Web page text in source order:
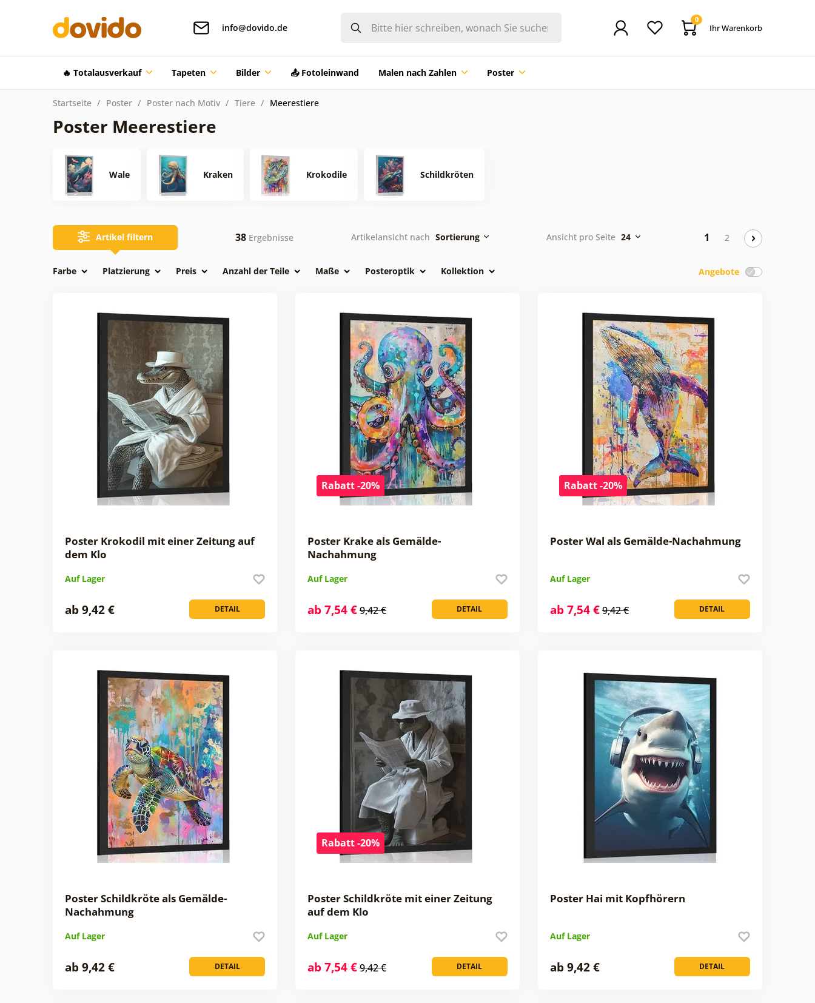
info@dovido.de
0
Ihr Warenkorb
🔥 Totalausverkauf Tapeten Bilder 📤 Fotoleinwand Malen nach Zahlen Poster
Startseite Poster Poster nach Motiv Tiere Meerestiere
Poster Meerestiere
Wale Kraken Krokodile Schildkröten
Artikel filtern 38Ergebnisse Artikelansicht nach Sortierung Ansicht pro Seite 24 1 2
Angebote
Farbe Platzierung Preis Anzahl der Teile Maße Posteroptik Kollektion
Poster Krokodil mit einer Zeitung auf
dem Klo
Auf Lager
DETAIL
ab 9,42 €
Rabatt -20%
Poster Krake als Gemälde-
Nachahmung
Auf Lager
DETAIL
ab 7,54 €9,42 €
Rabatt -20%
Poster Wal als Gemälde-Nachahmung
Auf Lager
DETAIL
ab 7,54 €9,42 €
Poster Schildkröte als Gemälde-
Nachahmung
Auf Lager
DETAIL
ab 9,42 €
Rabatt -20%
Poster Schildkröte mit einer Zeitung
auf dem Klo
Auf Lager
DETAIL
ab 7,54 €9,42 €
Poster Hai mit Kopfhörern
Auf Lager
DETAIL
ab 9,42 €